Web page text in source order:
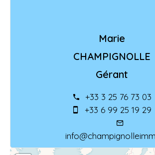
Marie
CHAMPIGNOLLE
Gérant
+33 3 25 76 73 03
+33 6 99 25 19 29